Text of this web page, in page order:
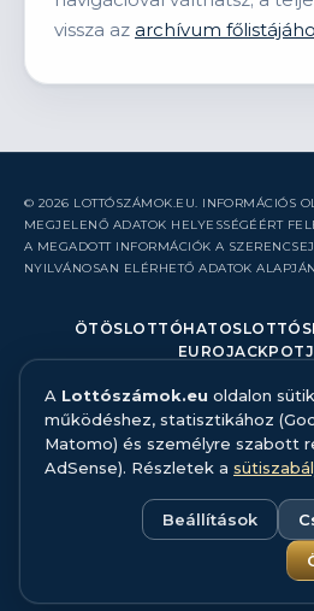
vissza az archívum
© 2026 LOTTÓSZÁMOK.EU. INFORMÁCIÓS
MEGJELENŐ ADATOK HELYESSÉGÉÉRT
A MEGADOTT INFORMÁCIÓK A
NYILVÁNOSAN ELÉRHETŐ ADATOK
ÖTÖSLOTTÓHATOSLOTTÓ
EUROJACKPOT
RÓLUNK
KAPCSOLAT
HIBABEJELENTÉS
ADATFORRÁS ÉS MÓDSZERTAN
ADATKEZELÉS
SÜTISZABÁLYZAT
A Lottószámok.eu oldalon
működéshez, statisztikához
Matomo) és személyre szabott
AdSense). Részletek a
Beállítások